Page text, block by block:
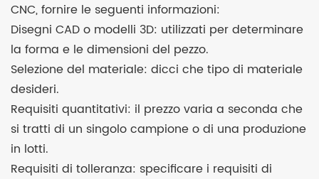
CNC, fornire le seguenti informazioni:
Disegni CAD o modelli 3D: utilizzati per determinare
la forma e le dimensioni del pezzo.
Selezione del materiale: dicci che tipo di materiale
desideri.
Requisiti quantitativi: il prezzo varia a seconda che
si tratti di un singolo campione o di una produzione
in lotti.
Requisiti di tolleranza: specificare i requisiti di